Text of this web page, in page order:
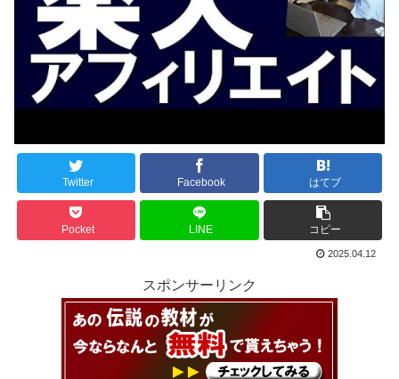
Twitter Facebook はてブ
Pocket LINE コピー
2025.04.12
スポンサーリンク